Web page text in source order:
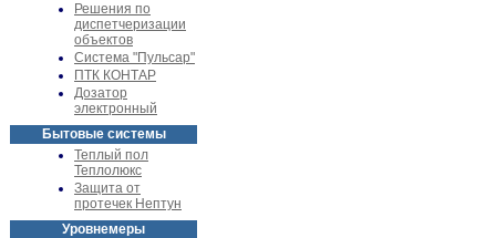
Решения по
диспетчеризации
объектов
Система "Пульсар"
ПТК КОНТАР
Дозатор
электронный
Бытовые системы
Теплый пол
Теплолюкс
Защита от
протечек Нептун
Уровнемеры